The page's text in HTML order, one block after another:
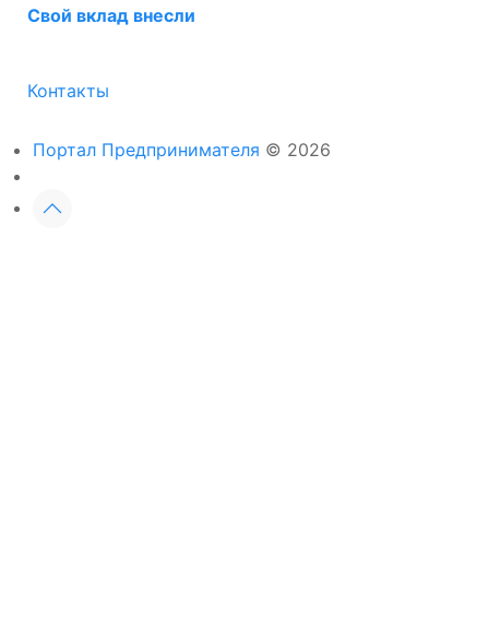
Свой вклад внесли
Контакты
Портал Предпринимателя © 2026